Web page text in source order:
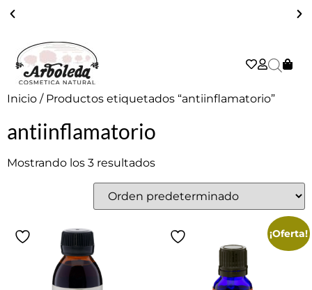
ENVÍO GRATIS A PARTIR DE 39€ EN PENÍNSULA - 2/3 DÍAS
Inicio / Productos etiquetados “antiinflamatorio”
antiinflamatorio
Mostrando los 3 resultados
¡Oferta!